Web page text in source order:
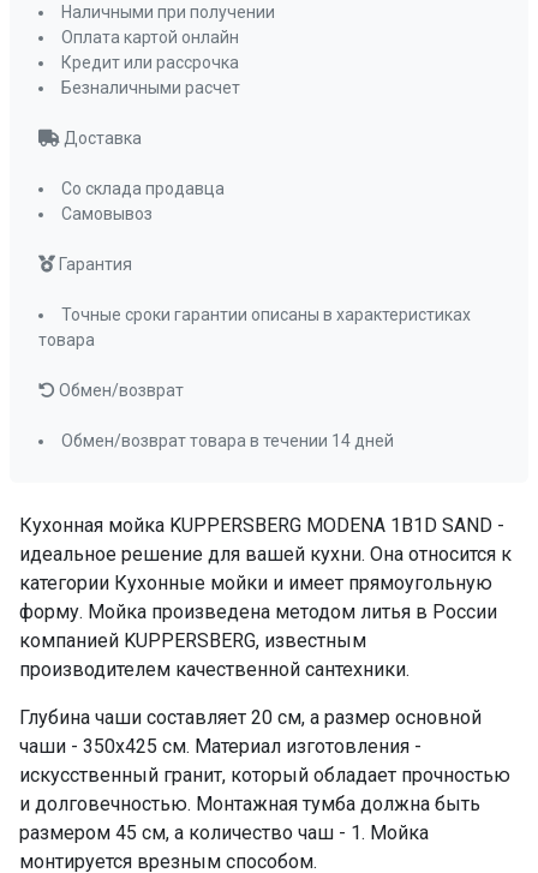
ПРОМО Скидка
Кухонная мойка KUPPERSBERG MODENA 1B1D SAND -
идеальное решение для вашей кухни. Она относится к
категории Кухонные мойки и имеет прямоугольную
форму. Мойка произведена методом литья в России
компанией KUPPERSBERG, известным
производителем качественной сантехники.
Глубина чаши составляет 20 см, а размер основной
чаши - 350x425 см. Материал изготовления -
искусственный гранит, который обладает прочностью
и долговечностью. Монтажная тумба должна быть
размером 45 см, а количество чаш - 1. Мойка
монтируется врезным способом.
Наличными при получении
Оплата картой онлайн
Кредит или рассрочка
Безналичными расчет
Доставка
Со склада продавца
Самовывоз
Гарантия
Точные сроки гарантии описаны в характеристиках
товара
Обмен/возврат
Обмен/возврат товара в течении 14 дней